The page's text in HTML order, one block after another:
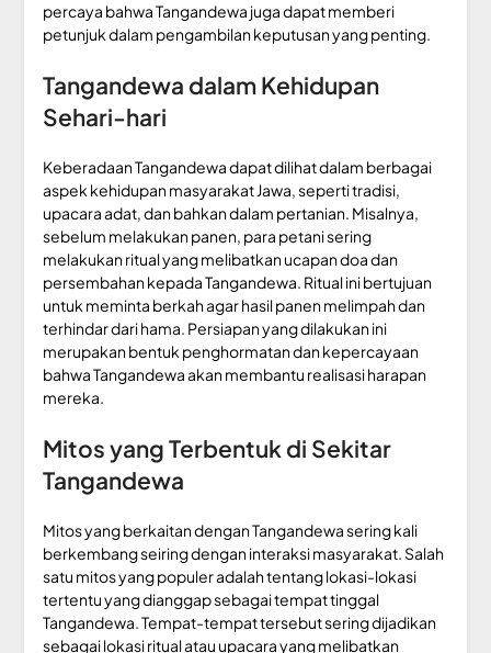
percaya bahwa Tangandewa juga dapat memberi
petunjuk dalam pengambilan keputusan yang penting.
Tangandewa dalam Kehidupan
Sehari-hari
Keberadaan Tangandewa dapat dilihat dalam berbagai
aspek kehidupan masyarakat Jawa, seperti tradisi,
upacara adat, dan bahkan dalam pertanian. Misalnya,
sebelum melakukan panen, para petani sering
melakukan ritual yang melibatkan ucapan doa dan
persembahan kepada Tangandewa. Ritual ini bertujuan
untuk meminta berkah agar hasil panen melimpah dan
terhindar dari hama. Persiapan yang dilakukan ini
merupakan bentuk penghormatan dan kepercayaan
bahwa Tangandewa akan membantu realisasi harapan
mereka.
Mitos yang Terbentuk di Sekitar
Tangandewa
Mitos yang berkaitan dengan Tangandewa sering kali
berkembang seiring dengan interaksi masyarakat. Salah
satu mitos yang populer adalah tentang lokasi-lokasi
tertentu yang dianggap sebagai tempat tinggal
Tangandewa. Tempat-tempat tersebut sering dijadikan
sebagai lokasi ritual atau upacara yang melibatkan